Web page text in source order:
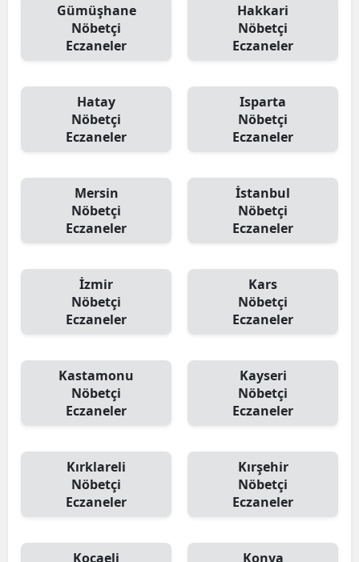
Gümüşhane
Nöbetçi
Eczaneler
Hakkari
Nöbetçi
Eczaneler
Hatay
Nöbetçi
Eczaneler
Isparta
Nöbetçi
Eczaneler
Mersin
Nöbetçi
Eczaneler
İstanbul
Nöbetçi
Eczaneler
İzmir
Nöbetçi
Eczaneler
Kars
Nöbetçi
Eczaneler
Kastamonu
Nöbetçi
Eczaneler
Kayseri
Nöbetçi
Eczaneler
Kırklareli
Nöbetçi
Eczaneler
Kırşehir
Nöbetçi
Eczaneler
Kocaeli Konya